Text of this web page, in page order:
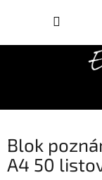
Blok
A4 50